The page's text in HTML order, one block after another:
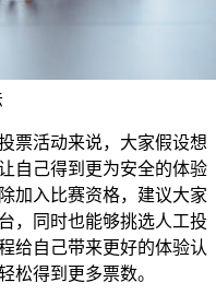
票活动来说，大家假设想
自己得到更为安全的体验
加入比赛资格，建议大家
，同时也能够挑选人工投
给自己带来更好的体验认
松得到更多票数。